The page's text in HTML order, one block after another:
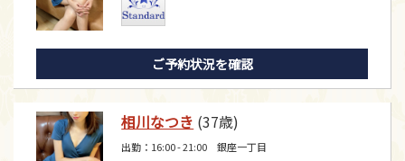
ご予約状況を確認
相川なつき (37歳)
出勤：16:00 - 21:00 銀座一丁目